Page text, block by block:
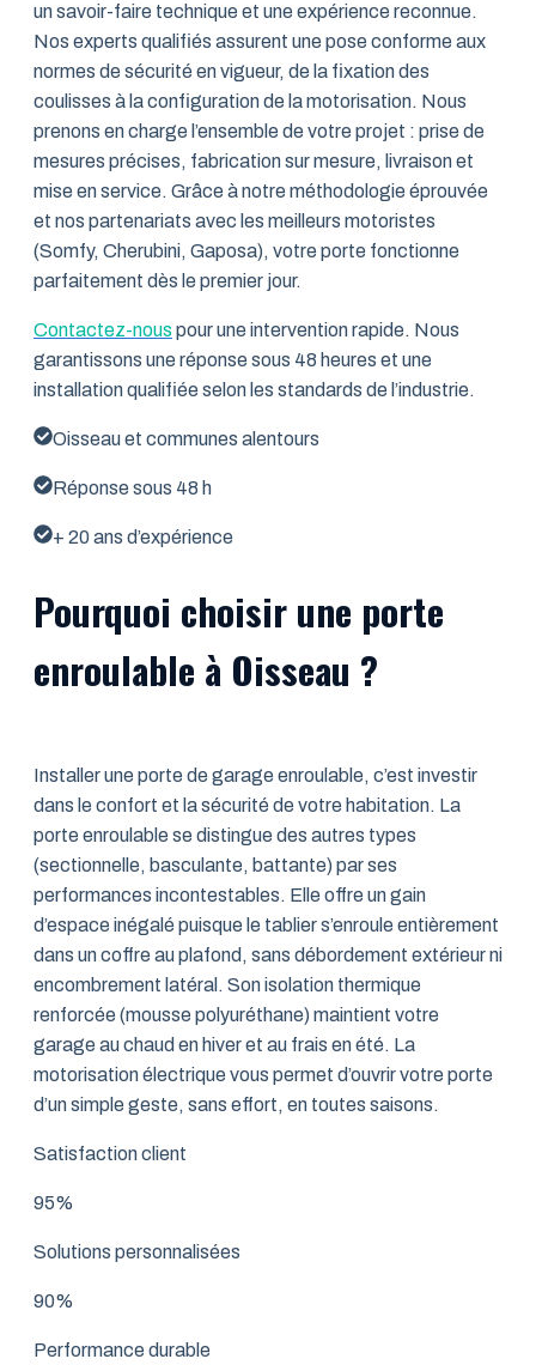
un savoir-faire technique et une expérience reconnue.
Nos experts qualifiés assurent une pose conforme aux
normes de sécurité en vigueur, de la fixation des
coulisses à la configuration de la motorisation. Nous
prenons en charge l’ensemble de votre projet : prise de
mesures précises, fabrication sur mesure, livraison et
mise en service. Grâce à notre méthodologie éprouvée
et nos partenariats avec les meilleurs motoristes
(Somfy, Cherubini, Gaposa), votre porte fonctionne
parfaitement dès le premier jour.
Contactez-nous pour une intervention rapide. Nous
garantissons une réponse sous 48 heures et une
installation qualifiée selon les standards de l’industrie.
Oisseau et communes alentours
Réponse sous 48 h
+ 20 ans d’expérience
Pourquoi choisir une porte
enroulable à Oisseau ?
Installer une porte de garage enroulable, c’est investir
dans le confort et la sécurité de votre habitation. La
porte enroulable se distingue des autres types
(sectionnelle, basculante, battante) par ses
performances incontestables. Elle offre un gain
d’espace inégalé puisque le tablier s’enroule entièrement
dans un coffre au plafond, sans débordement extérieur ni
encombrement latéral. Son isolation thermique
renforcée (mousse polyuréthane) maintient votre
garage au chaud en hiver et au frais en été. La
motorisation électrique vous permet d’ouvrir votre porte
d’un simple geste, sans effort, en toutes saisons.
Satisfaction client
95%
Solutions personnalisées
90%
Performance durable